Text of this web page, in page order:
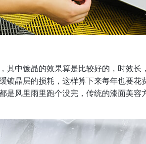
其中镀晶的效果算是比较好的，时效长
镀晶层的损耗，这样算下来每年也要花
是风里雨里跑个没完，传统的漆面美容